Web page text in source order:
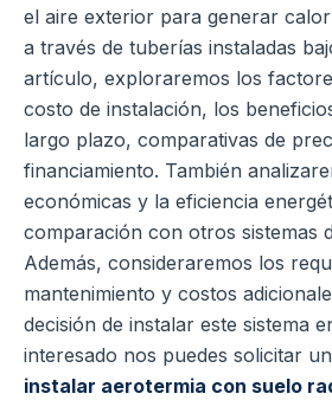
el aire exterior para generar
a través de tuberías instaladas
artículo, exploraremos los
costo de instalación, los
largo plazo, comparativas de
financiamiento. También
económicas y la eficiencia
comparación con otros sistemas
Además, consideraremos los
mantenimiento y costos
decisión de instalar este sistema
interesado nos puedes solicitar un
instalar aerotermia con suelo